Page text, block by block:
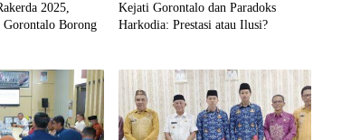
2025,
Borong
Kejati Gorontalo dan Paradoks
Harkodia: Prestasi atau Ilusi?